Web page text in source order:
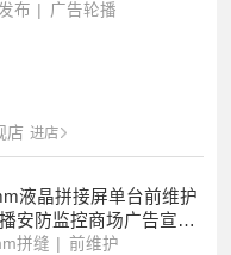
布 广告轮播
店 进店
液晶拼接屏单台前维护
安防监控商场广告宣传
DC55S03-2
拼缝 前维护